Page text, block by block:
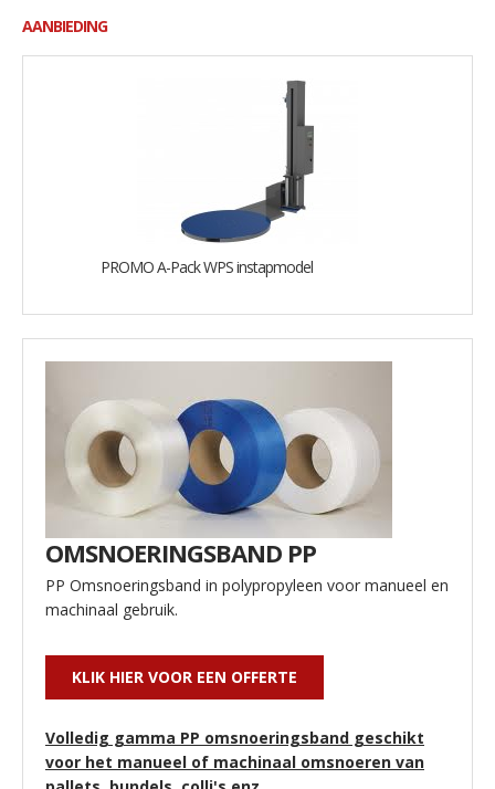
AANBIEDING
PROMO A-Pack WPS instapmodel
OMSNOERINGSBAND PP
PP Omsnoeringsband in polypropyleen voor manueel en
machinaal gebruik.
KLIK HIER VOOR EEN OFFERTE
Volledig gamma PP omsnoeringsband geschikt
voor het manueel of machinaal omsnoeren van